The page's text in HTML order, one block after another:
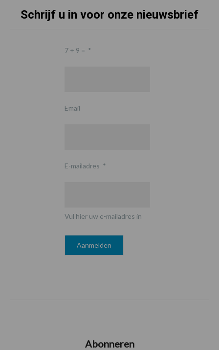
Schrijf u in voor onze nieuwsbrief
7 + 9 = *
Email
E-mailadres *
Vul hier uw e-mailadres in
Abonneren